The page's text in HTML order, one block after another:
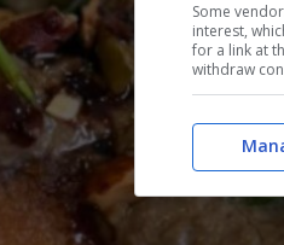
Some
interest,
for a link at
withdraw